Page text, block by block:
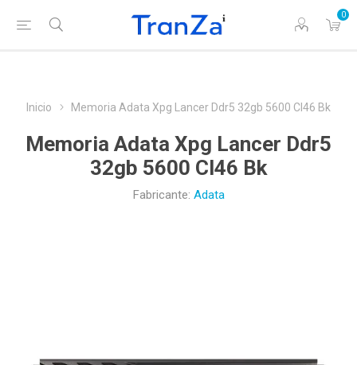
0
Inicio Memoria Adata Xpg Lancer Ddr5 32gb 5600 Cl46 Bk
Memoria Adata Xpg Lancer Ddr5
32gb 5600 Cl46 Bk
Fabricante: Adata